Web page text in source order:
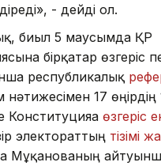
- дейді ол.
биыл 5 маусымда ҚР
бірқатар өзгеріс
республикалық
17 өңірдің
Конституцияға өзгеріс
электораттың тізімі
Мұқанованың